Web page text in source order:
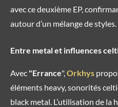
avec ce deuxième EP,
autour d’un mélange de styles.
Entre metal et influences
Avec "Errance",Orkhys
éléments heavy, sonorités
black metal. L’utilisation de la